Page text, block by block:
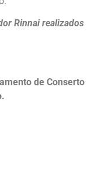
Rinnai realizados
de Conserto